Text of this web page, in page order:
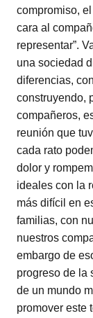
compromiso,
cara al
representar”.
una sociedad
diferencias,
construyendo,
compañeros,
reunión que
cada rato
dolor y
ideales con la
más difícil en
familias, con
nuestros
embargo de
progreso de la
de un mundo
promover este